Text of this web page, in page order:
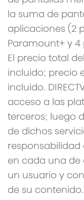
la suma de
aplicaciones (2
Paramount+ y
El precio total
incluido; precio
incluido.
acceso a las
terceros; luego
de dichos
en cada una
un usuario y
de su contenido.